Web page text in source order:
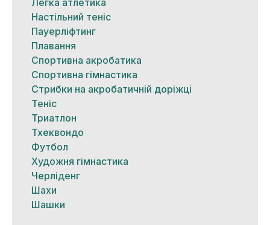
Легка атлетика
Настільний теніс
Пауерліфтинг
Плавання
Спортивна акробатика
Спортивна гімнастика
Стрибки на акробатичній доріжці
Теніс
Триатлон
Тхеквондо
Футбол
Художня гімнастика
Черліденг
Шахи
Шашки